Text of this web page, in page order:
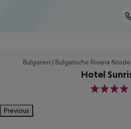
Bulgarien | Bulgarische Riviera
Hotel
4
Previous